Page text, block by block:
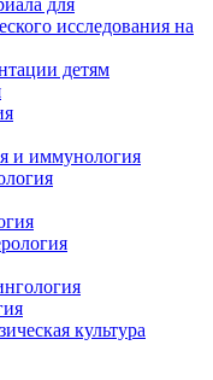
для
исследования на
детям
и иммунология
культура